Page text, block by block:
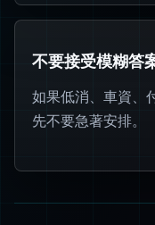
不要接受模糊答
如果低消、車資、
先不要急著安排。